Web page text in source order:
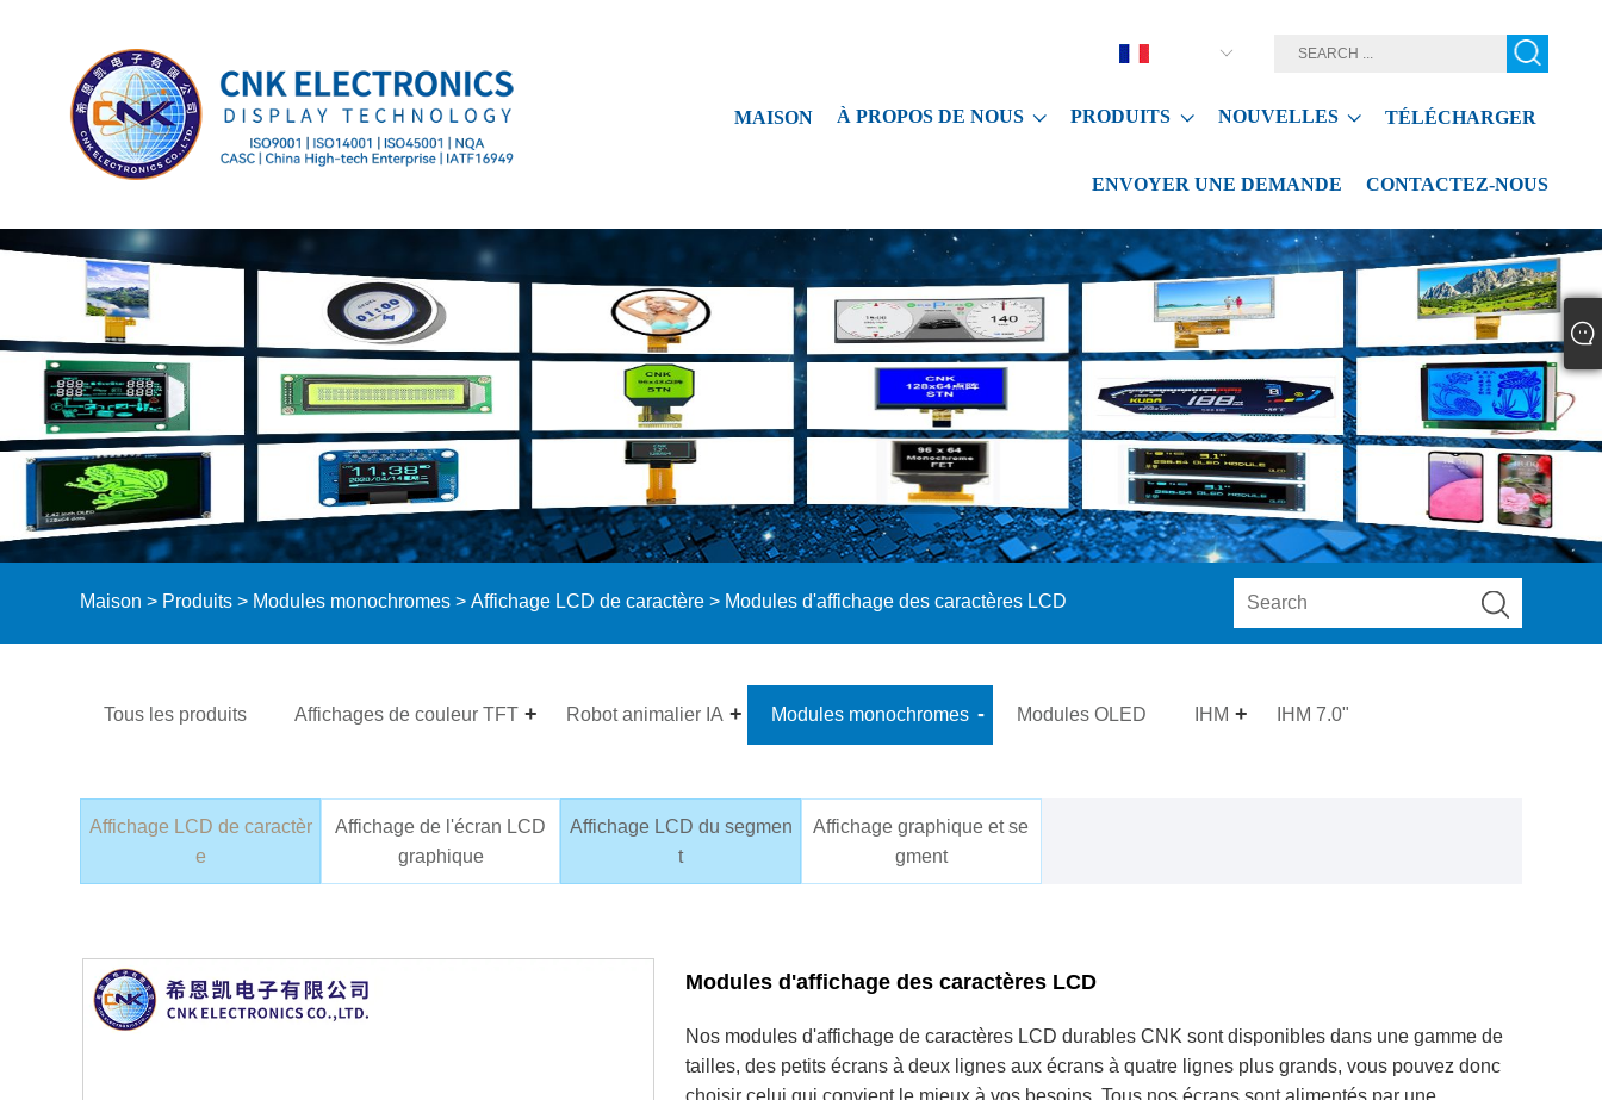
MAISON À PROPOS DE NOUS PRODUITS NOUVELLES TÉLÉCHARGER
ENVOYER UNE DEMANDE CONTACTEZ-NOUS
Maison > Produits > Modules monochromes >Affichage LCD de caractère > Modules d'affichage des caractères LCD
Tous les produits Affichages de couleur TFT Robot animalier IA Modules monochromes Modules OLED IHM IHM 7.0"
Affichage LCD de caractèr
e
Affichage de l'écran LCD
graphique
Affichage LCD du segmen
t
Affichage graphique et se
gment
Modules d'affichage des caractères LCD
Nos modules d'affichage de caractères LCD durables CNK sont disponibles dans une gamme de
tailles, des petits écrans à deux lignes aux écrans à quatre lignes plus grands, vous pouvez donc